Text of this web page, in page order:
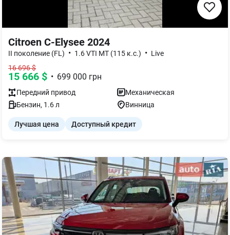
Citroen C-Elysee 2024
II поколение (FL) • 1.6 VTI MT (115 к.с.) • Live
16 696$
15 666 $ • 699 000 грн
Передний привод
Механическая
Бензин, 1.6л Винница
Лучшая цена Доступный кредит